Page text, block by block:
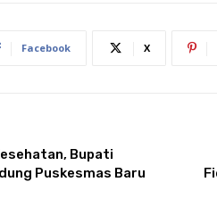
Facebook X
Bupati
Puskesmas Baru